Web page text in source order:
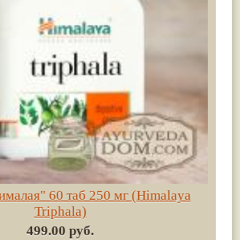
60 таб 250 мг (Himalaya
Triphala)
499.00 руб.